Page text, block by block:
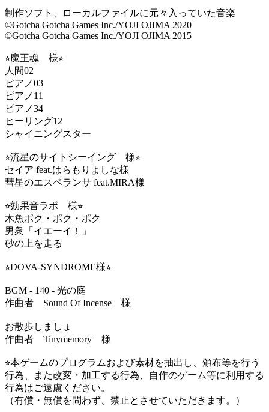
制作ソフト、ローカルファイルに元々入っていた音楽
©Gotcha Gotcha Games Inc./YOJI OJIMA 2020
©Gotcha Gotcha Games Inc./YOJI OJIMA 2015
⭐︎魔王魂 様⭐︎
人間02
ピアノ03
ピアノ11
ピアノ34
ヒーリング12
シャイニングスター
⭐︎流星のサイトシーイング 様⭐︎
セイア feat.はらもりよしな様
彗星のエスペランサ feat.MIRA様
⭐︎効果音ラボ 様⭐︎
木魚ポク・ポク・ポク
男衆「イエーイ！」
砂の上を走る
⭐︎DOVA-SYNDROME様⭐︎
BGM - 140 - 光の庭
作曲者 Sound Of Incense 様
お散歩しましょ
作曲者 Tinymemory 様
⭐︎本ゲームのプログラムおよび素材を抽出し、頒布等を行う
行為、また改変・加工する行為、自作のゲーム等に利用する
行為はご遠慮ください。
（有償・無償を問わず、禁止とさせていただきます。）